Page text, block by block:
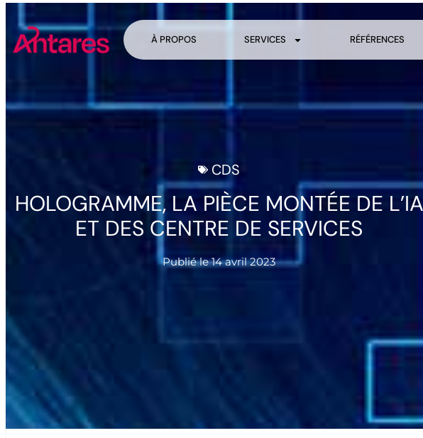
À PROPOS SERVICES RÉFÉRENCES
CDS
HOLOGRAMME, LA PIÈCE MONTÉE DE L’IA
ET DES CENTRE DE SERVICES
Publié le 14 avril 2023